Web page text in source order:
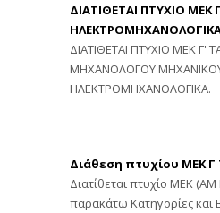
ΔΙΑΤΙΘΕΤΑΙ ΠΤΥΧΙΟ ΜΕΚ
ΔΙΑΤΙΘΕΤΑΙ ΠΤΥΧΙΟ ΜΕΚ Γ'
ΜΗΧΑΝΟΛΟΓΟΥ
ΗΛΕΚΤΡΟΜΗΧΑΝΟΛΟΓΙΚΑ.
Διάθεση πτυχίου ΜΕΚ Γ
Διατίθεται πτυχίο ΜΕΚ (ΑΜ
παρακάτω Κατηγορίες και